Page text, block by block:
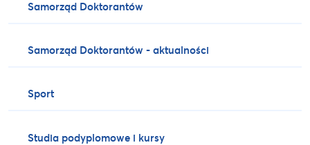
Samorząd Doktorantów
Samorząd Doktorantów - aktualności
Sport
Studia podyplomowe i kursy